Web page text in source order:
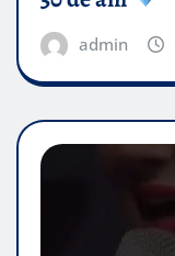
admin